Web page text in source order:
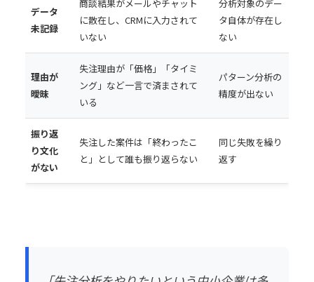
データ
未記録
商談結果がメールやチャット
に散在し、CRMに入力されて
いない
分析対象のデー
タ自体が存在し
ない
理由が
曖昧
失注理由が「価格」「タイミ
ング」など一言で済まされて
いる
パターン分析の
精度が出ない
振り返
り文化
がない
失注した案件は「終わったこ
と」として誰も振り返らない
同じ失敗を繰り
返す